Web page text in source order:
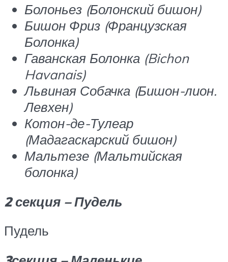
Болоньез (Болонский бишон)
Бишон Фриз (Французская
Болонка)
Гаванская Болонка (Bichon
Havanais)
Львиная Собачка (Бишон-лион.
Левхен)
Котон-де-Тулеар
(Мадагаскарский бишон)
Мальтезе (Мальтийская
болонка)
2 секция – Пудель
Пудель